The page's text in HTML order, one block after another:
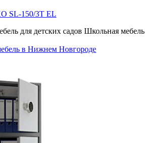
SL-150/3Т EL
для детских садов Школьная мебель
в Нижнем Новгороде